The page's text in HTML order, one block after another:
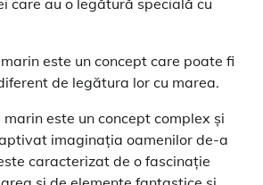
care au o legătură specială cu
este un concept care poate fi
de legătura lor cu marea.
este un concept complex și
imaginația oamenilor de-a
caracterizat de o fascinație